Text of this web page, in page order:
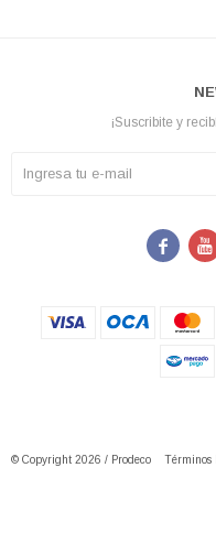
¡Suscribite y
 
© Copyright 2026 / Prodeco Términos